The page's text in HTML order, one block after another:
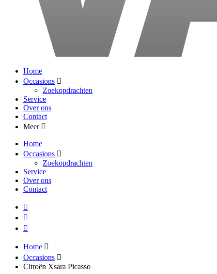
Home
Occasions
Zoekopdrachten
Service
Over ons
Contact
Meer
Home
Occasions
Zoekopdrachten
Service
Over ons
Contact
Home
Occasions
Citroën Xsara Picasso